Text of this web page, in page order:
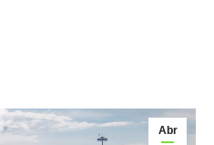
Abr